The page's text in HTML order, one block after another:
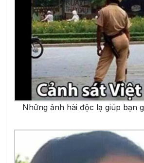
Những ảnh hài độc lạ giúp bạn